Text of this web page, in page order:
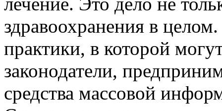
здравоохранения в
практики, в которой
законодатели,
средства массовой